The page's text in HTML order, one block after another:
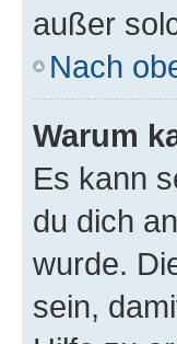
außer
Nach
Warum
Es kann
du dich
wurde.
sein,